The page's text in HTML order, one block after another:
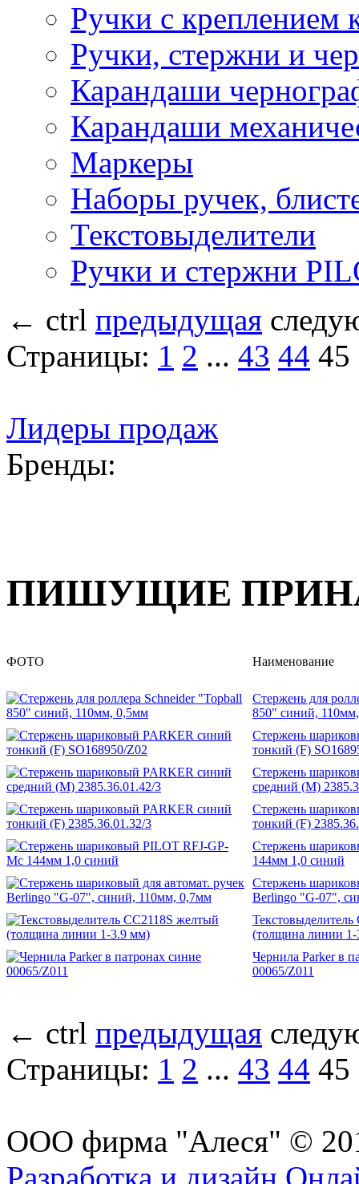
Ручки с креплением
Ручки, стержни и
Карандаши
Карандаши
Маркеры
Наборы ручек,
Текстовыделители
Ручки и стержни
← ctrl предыдущая
Страницы: 1 2 ... 43 44 45
Лидеры продаж
Бренды:
ПИШУЩИЕ
ФОТО Наименование
Стержень для
850" синий,
Стержень
тонкий (F)
Стержень
средний (М)
Стержень
тонкий (F)
Стержень
144мм 1,0 синий
Стержень
Berlingo "G-07",
(толщина линии
Чернила Parker в
00065/Z011
← ctrl предыдущая
Страницы: 1 2 ... 43 44 45
ООО фирма "Алеся" ©
Разработка и дизайн